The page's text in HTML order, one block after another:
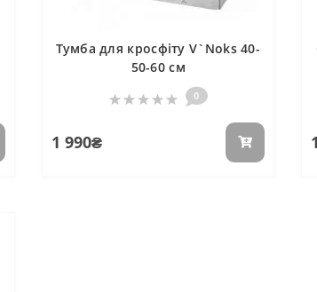
Тумба для кросфіту V`Noks 40-
50-60 см
0
1 990₴